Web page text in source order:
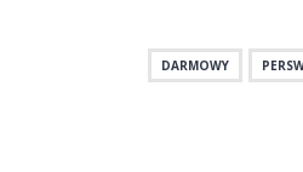
DARMOWY